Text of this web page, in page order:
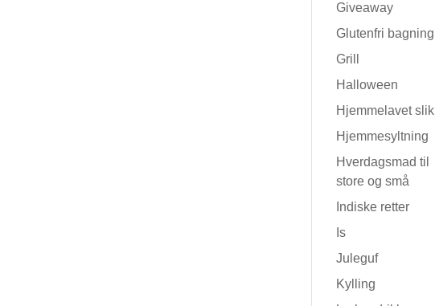
Giveaway
Glutenfri bagning
Grill
Halloween
Hjemmelavet slik
Hjemmesyltning
Hverdagsmad til
store og små
Indiske retter
Is
Juleguf
Kylling